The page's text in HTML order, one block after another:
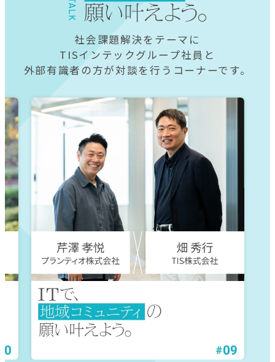
社会課題解決をテーマに
TISインテックグループ社員と
外部有識者の方が対談を行うコーナーです。